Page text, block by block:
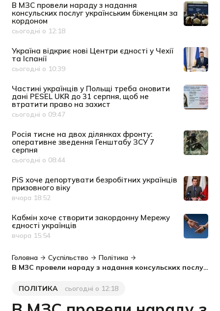
В МЗС провели нараду з надання
консульских послуг українським біженцям за
кордоном
Дата публікації
сьогодні о 12:18
Україна відкриє нові Центри єдності у Чехії
та Іспанії
Дата публікації
сьогодні о 10:39
Частині українців у Польщі треба оновити
дані PESEL UKR до 31 серпня, щоб не
втратити право на захист
Дата публікації
сьогодні о 09:47
Росія тисне на двох ділянках фронту:
оперативне зведення Генштабу ЗСУ 7
серпня
Дата публікації
сьогодні о 08:44
PiS хоче депортувати безробітних українців
призовного віку
Дата публікації
вчора 18:52
Кабмін хоче створити закордонну Мережу
єдності українців
Дата публікації
вчора 15:54
Головна Суспільство
Політика
В МЗС провели нараду з надання консульских послуг українським біженцям за кордоном
Категорія
ПОЛІТИКА
Дата публікаціїсьогодні о 12:18